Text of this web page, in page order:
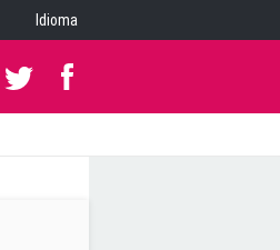
Idioma